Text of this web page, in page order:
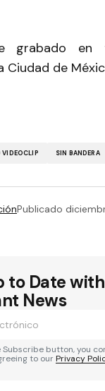
grabado en
Ciudad de
VIDEOCLIP SIN BANDERA
Publicado
to Date
News
Subscribe button, you
to ourPrivacy